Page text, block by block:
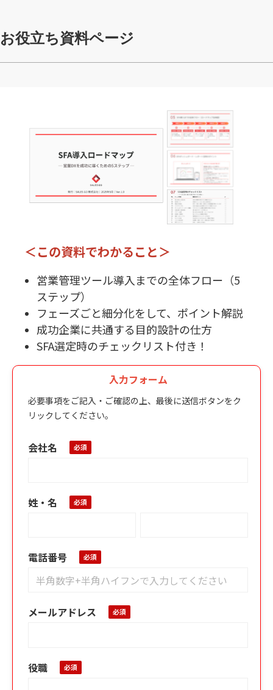
お役立ち資料ページ
＜この資料でわかること＞
営業管理ツール導入までの全体フロー（5
ステップ）
フェーズごと細分化をして、ポイント解説
成功企業に共通する目的設計の仕方
SFA選定時のチェックリスト付き！
入力フォーム
必要事項をご記入・ご確認の上、最後に送信ボタンをク
リックしてください。
会社名
姓・名
電話番号
メールアドレス
役職